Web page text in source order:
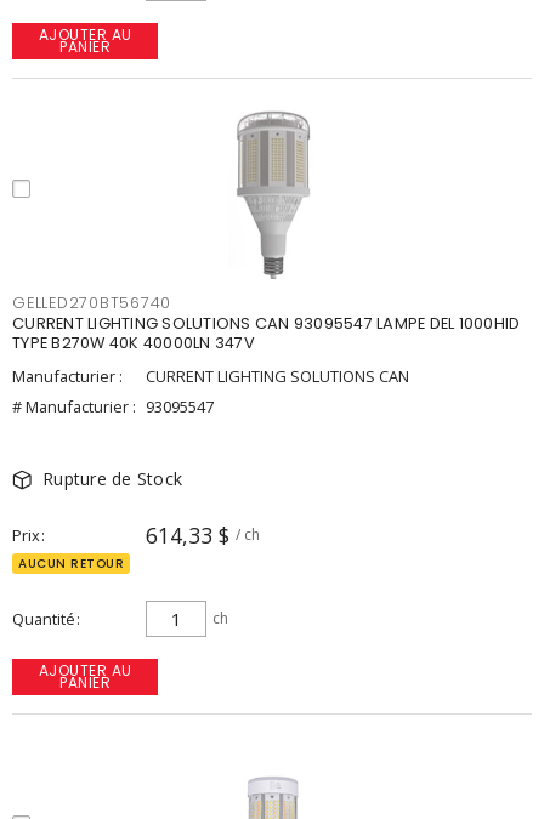
AJOUTER AU
PANIER
GELLED270BT56740
CURRENT LIGHTING SOLUTIONS CAN 93095547 LAMPE DEL 1000HID
TYPE B270W 40K 40000LN 347V
Manufacturier :
CURRENT LIGHTING SOLUTIONS CAN
# Manufacturier : 93095547
Rupture de Stock
Prix 614,33 $ / ch
AUCUN RETOUR
Quantité ch
AJOUTER AU
PANIER